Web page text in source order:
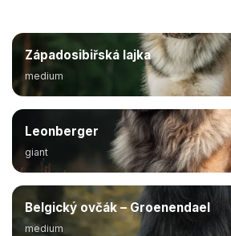
Západosibiřská lajka
medium
Leonberger
giant
Belgický ovčák – Groenendael
medium